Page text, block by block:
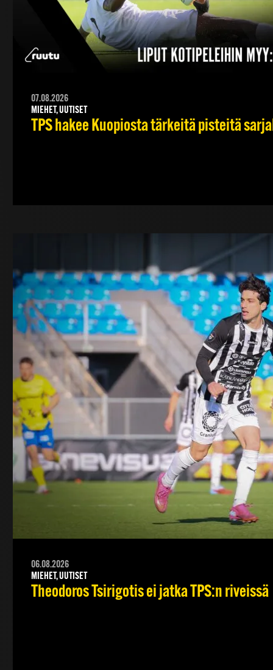
07.08.2026
MIEHET, UUTISET
TPS hakee Kuopiosta tärkeitä pisteitä
06.08.2026
MIEHET, UUTISET
Theodoros Tsirigotis ei jatka TPS:n riveissä